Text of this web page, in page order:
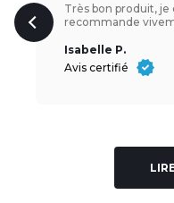
Très bon produit, je
recommande
Isabelle P.
Avis certifié